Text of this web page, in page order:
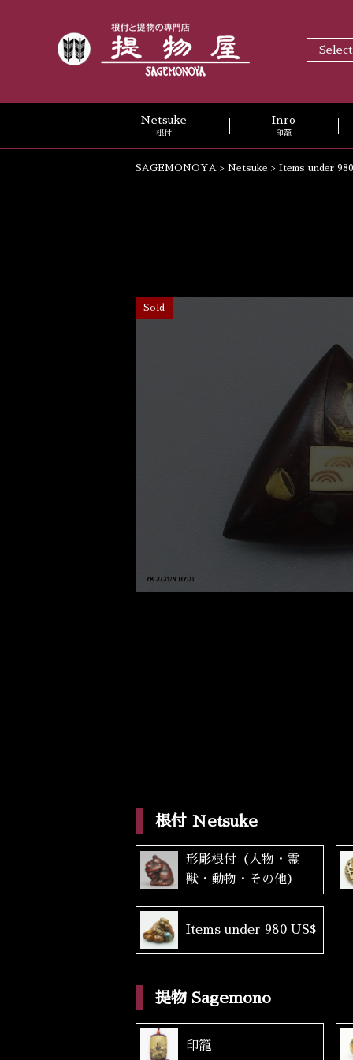
Netsuke
根付
Inro
印籠
SAGEMONOYA > Netsuke > Items under
Sold
根付 Netsuke
形彫根付（人物・霊
獣・動物・その他）
Items under 980 US$
提物 Sagemono
印籠